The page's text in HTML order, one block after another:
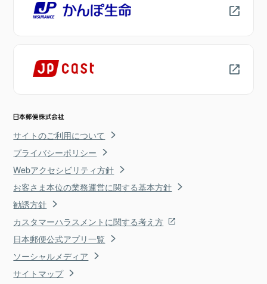
サイトのご利用について
プライバシーポリシー
Webアクセシビリティ方針
お客さま本位の業務運営に関する基本方針
勧誘方針
カスタマーハラスメントに関する考え方
日本郵便公式アプリ一覧
ソーシャルメディア
サイトマップ